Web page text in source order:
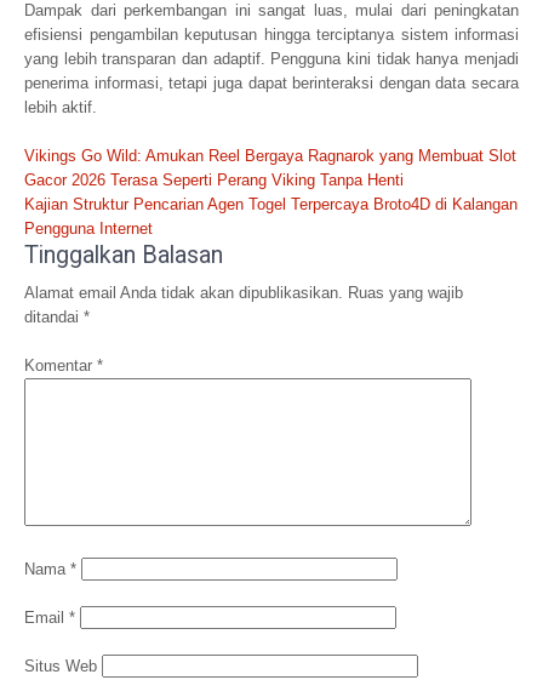
Dampak dari perkembangan ini sangat luas, mulai dari peningkatan
efisiensi pengambilan keputusan hingga terciptanya sistem informasi
yang lebih transparan dan adaptif. Pengguna kini tidak hanya menjadi
penerima informasi, tetapi juga dapat berinteraksi dengan data secara
lebih aktif.
Navigasi
pos
Vikings Go Wild: Amukan Reel Bergaya Ragnarok yang Membuat Slot
Gacor 2026 Terasa Seperti Perang Viking Tanpa Henti
Kajian Struktur Pencarian Agen Togel Terpercaya Broto4D di Kalangan
Pengguna Internet
Tinggalkan Balasan
Alamat email Anda tidak akan dipublikasikan. Ruas yang wajib
ditandai *
Komentar *
Nama *
Email *
Situs Web